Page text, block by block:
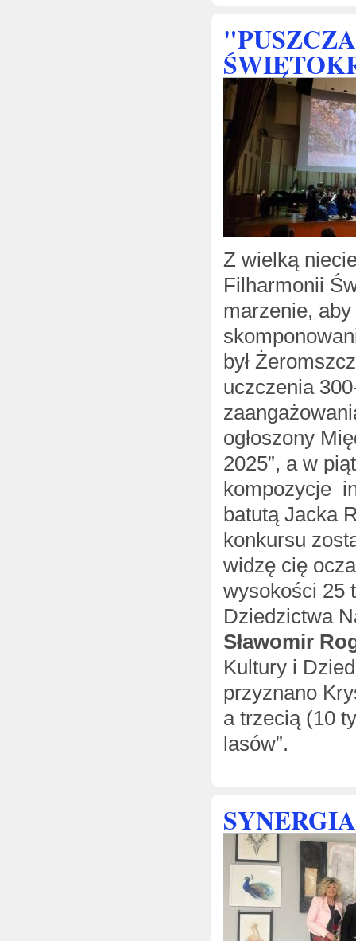
Z wielką
Filharmonii
marzenie, aby
był
uczczenia
ogłoszony
2025”, a w
kompozycje
batutą Jacka
konkursu
widzę cię
wysokości 25
Dziedzictwa
Sławomir
Kultury i
przyznano
a trzecią (10
lasów”.